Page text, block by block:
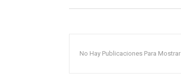
No Hay Publicaciones Para Mostrar